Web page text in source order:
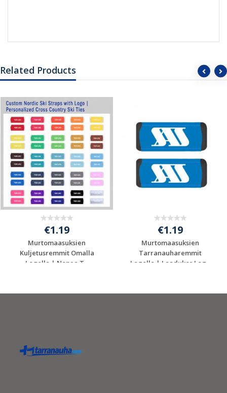
Related Products
€1.19
Murtomaasuksien
Kuljetusremmit Omalla
Logolla | Nopea T...
€1.19
Murtomaasuksien
Tarranauharemmit
Logolla | Laadukas Log...